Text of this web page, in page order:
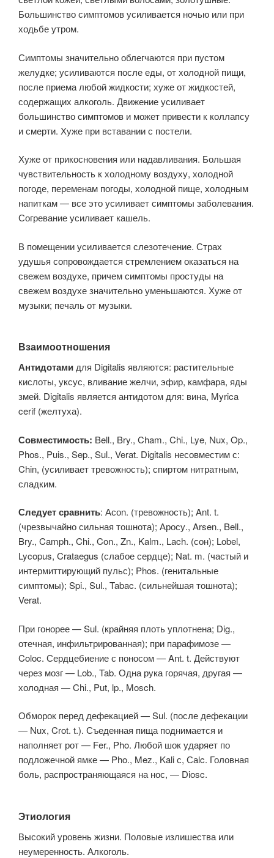
Большинство симптомов усиливается ночью или при
ходьбе утром.
Симптомы значительно облегчаются при пустом
желудке; усиливаются после еды, от холодной пищи,
после приема любой жидкости; хуже от жидкостей,
содержащих алкоголь. Движение усиливает
большинство симптомов и может привести к коллапсу
и смерти. Хуже при вставании с постели.
Хуже от прикосновения или надавливания. Большая
чувствительность к холодному воздуху, холодной
погоде, переменам погоды, холодной пище, холодным
напиткам — все это усиливает симптомы заболевания.
Согревание усиливает кашель.
В помещении усиливается слезотечение. Страх
удушья сопровождается стремлением оказаться на
свежем воздухе, причем симптомы простуды на
свежем воздухе значительно уменьшаются. Хуже от
музыки; печаль от музыки.
Взаимоотношения
Антидотамидля Digitalis являются: растительные
кислоты, уксус, вливание желчи, эфир, камфара, яды
змей. Digitalis является антидотом для: вина, Myrica
cerif (желтуха).
Совместимость: Bell., Bry., Cham., Chi., Lye, Nux, Op.,
Phos., Puis., Sep., Sul., Verat. Digitalis несовместим с:
Chin, (усиливает тревожность); спиртом нитратным,
сладким.
Следует сравнить: Асоn. (тревожность); Ant. t.
(чрезвычайно сильная тошнота); Аросу., Arsen., Bell.,
Bry., Camph., Chi., Con., Zn., Kalm., Lach. (сон); Lobel,
Lycopus, Crataegus (слабое сердце); Nat. m. (частый и
интермиттирующий пульс); Phos. (генитальные
симптомы); Spi., Sul., Tabac. (сильнейшая тошнота);
Verat.
При гонорее — Sul. (крайняя плоть уплотнена; Dig.,
отечная, инфильтрированная); при парафимозе —
Coloc. Сердцебиение с поносом — Ant. t. Действуют
через мозг — Lob., Tab. Одна рука горячая, другая —
холодная — Chi., Put, lp., Mosch.
Обморок перед дефекацией — Sul. (после дефекации
— Nux, Crot. t.). Съеденная пища поднимается и
наполняет рот — Fer., Pho. Любой шок ударяет по
подложечной ямке — Pho., Mez., Kali с, Саlc. Головная
боль, распространяющаяся на нос, — Diosc.
Этиология
Высокий уровень жизни. Половые излишества или
неумеренность. Алкоголь.